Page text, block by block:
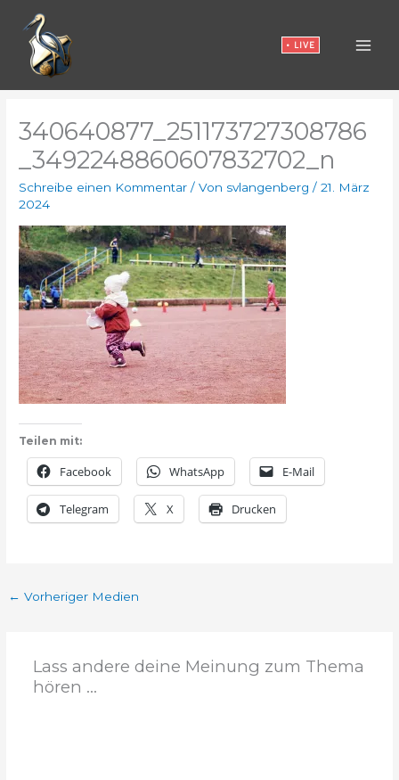
Inhalt
springen
• LIVE
340640877_251173727308786
_3492248860607832702_n
Schreibe einen Kommentar / Von svlangenberg/21. März
2024
Teilen mit:
Facebook WhatsApp E-Mail
Telegram X Drucken
← Vorheriger Medien
Lass andere deine Meinung zum Thema
hören ...